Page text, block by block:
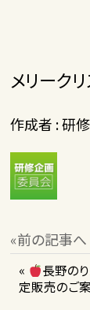
メリーク
作成者 : 研
«前の記事へ
« 長野の
定販売のご